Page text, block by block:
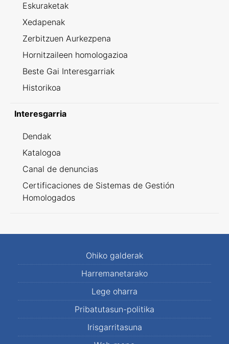
Eskuraketak
Xedapenak
Zerbitzuen Aurkezpena
Hornitzaileen homologazioa
Beste Gai Interesgarriak
Historikoa
Interesgarria
Dendak
Katalogoa
Canal de denuncias
Certificaciones de Sistemas de Gestión
Homologados
Ohiko galderak
Harremanetarako
Lege oharra
Pribatutasun-politika
Irisgarritasuna